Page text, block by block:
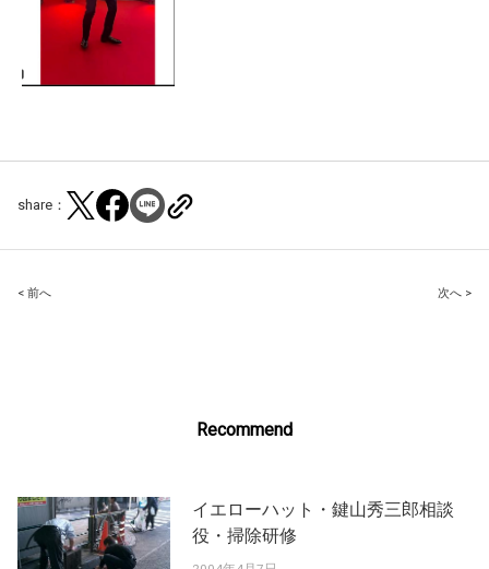
share：
Post
< 前へ 次へ >
Recommend
イエローハット・鍵山秀三郎相談
役・掃除研修